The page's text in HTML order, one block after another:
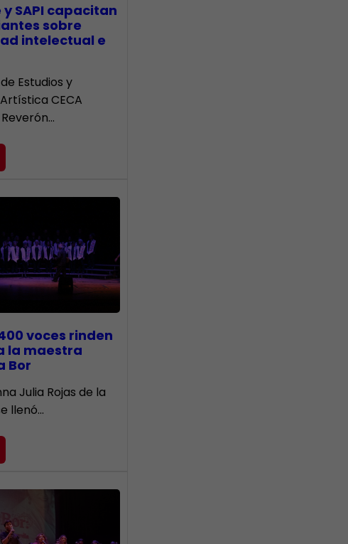
SAPI capacitan
sobre
intelectual e
Estudios y
CECA
voces rinden
la maestra
Bor
Julia Rojas de la
llenó…